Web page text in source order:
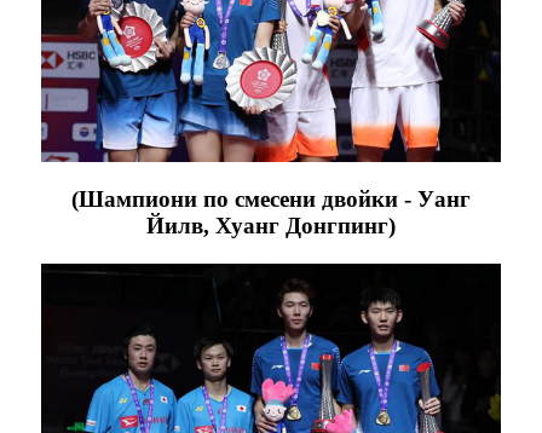
(Шампиони по смесени двойки - Уанг
Йилв, Хуанг Донгпинг)